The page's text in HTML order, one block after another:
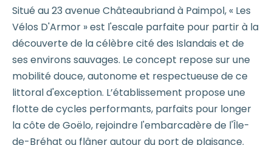
Situé au 23 avenue Châteaubriand à Paimpol, « Les
Vélos D'Armor » est l'escale parfaite pour partir à la
découverte de la célèbre cité des Islandais et de
ses environs sauvages. Le concept repose sur une
mobilité douce, autonome et respectueuse de ce
littoral d'exception. L’établissement propose une
flotte de cycles performants, parfaits pour longer
la côte de Goëlo, rejoindre l'embarcadère de l'Île-
de-Bréhat ou flâner autour du port de plaisance.